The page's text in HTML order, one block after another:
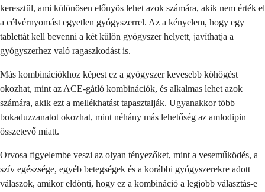
keresztül, ami különösen előnyös lehet azok számára, akik nem érték el
a célvérnyomást egyetlen gyógyszerrel. Az a kényelem, hogy egy
tablettát kell bevenni a két külön gyógyszer helyett, javíthatja a
gyógyszerhez való ragaszkodást is.
Más kombinációkhoz képest ez a gyógyszer kevesebb köhögést
okozhat, mint az ACE-gátló kombinációk, és alkalmas lehet azok
számára, akik ezt a mellékhatást tapasztalják. Ugyanakkor több
bokaduzzanatot okozhat, mint néhány más lehetőség az amlodipin
összetevő miatt.
Orvosa figyelembe veszi az olyan tényezőket, mint a veseműködés, a
szív egészsége, egyéb betegségek és a korábbi gyógyszerekre adott
válaszok, amikor eldönti, hogy ez a kombináció a legjobb választás-e